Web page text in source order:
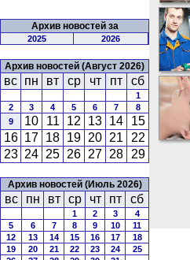
Архив новостей за
2025 2026
Архив новостей (Август 2026)
вс пн вт ср чт пт сб
1
2
3 4 5 6 7
8
9
10 11 12 13 14
15
16 17 18 19 20 21
22
23 24 25 26 27 28 29
Архив новостей (Июль 2026)
вс пн вт ср чт пт сб
1 2 3
4
5
6 7 8 9 10
11
12
13 14 15 16 17
18
19
20 21 22 23 24
25